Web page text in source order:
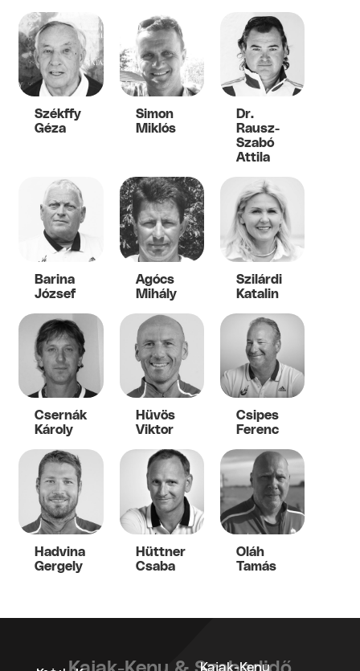
Székffy
Géza
Simon
Miklós
Dr.
Rausz-
Szabó
Attila
Barina
József
Agócs
Mihály
Szilárdi
Katalin
Csernák
Károly
Hüvös
Viktor
Csipes
Ferenc
Hadvina
Gergely
Hüttner
Csaba
Oláh
Tamás
Kajak-Kenu